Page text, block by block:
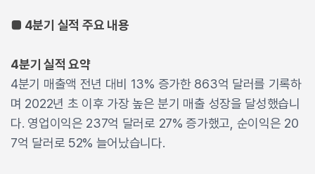
■ 4분기 실적 주요 내용
4분기 실적 요약
4분기 매출액 전년 대비 13% 증가한 863억 달러를 기록하
며 2022년 초 이후 가장 높은 분기 매출 성장을 달성했습니
다. 영업이익은 237억 달러로 27% 증가했고, 순이익은 20
7억 달러로 52% 늘어났습니다.